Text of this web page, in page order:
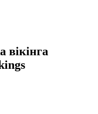
вікінга